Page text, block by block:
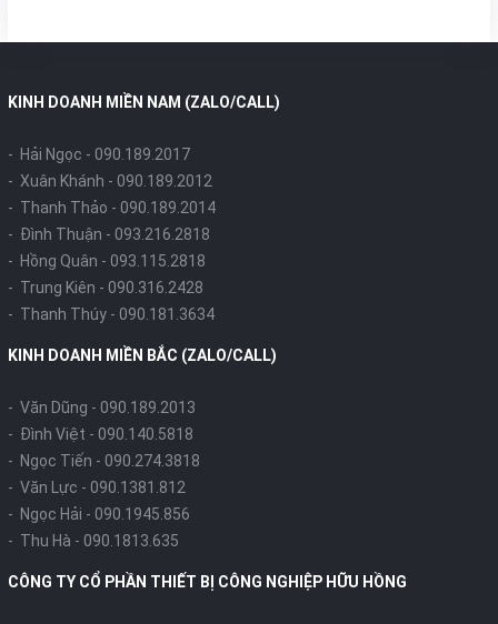
KINH DOANH MIỀN NAM (ZALO/CALL)
- Hải Ngọc - 090.189.2017
- Xuân Khánh - 090.189.2012
- Thanh Thảo - 090.189.2014
- Đình Thuận - 093.216.2818
- Hồng Quân - 093.115.2818
- Trung Kiên - 090.316.2428
- Thanh Thúy - 090.181.3634
KINH DOANH MIỀN BẮC (ZALO/CALL)
- Văn Dũng - 090.189.2013
- Đình Việt - 090.140.5818
- Ngọc Tiến - 090.274.3818
- Văn Lực - 090.1381.812
- Ngọc Hải - 090.1945.856
- Thu Hà - 090.1813.635
CÔNG TY CỔ PHẦN THIẾT BỊ CÔNG NGHIỆP HỮU HỒNG